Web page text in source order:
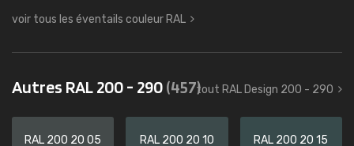
voir tous les éventails couleur RAL
Autres RAL 200 - 290(457)tout RAL Design 200 - 290
RAL 200 20 05 RAL 200 20 10 RAL 200 20 15